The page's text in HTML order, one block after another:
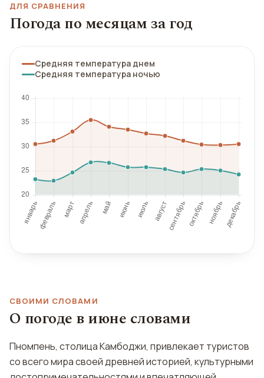
ДЛЯ СРАВНЕНИЯ
Погода по месяцам за год
Средняя температура днем
Средняя температура ночью
СВОИМИ СЛОВАМИ
О погоде в июне словами
Пномпень, столица Камбоджи, привлекает туристов
со всего мира своей древней историей, культурными